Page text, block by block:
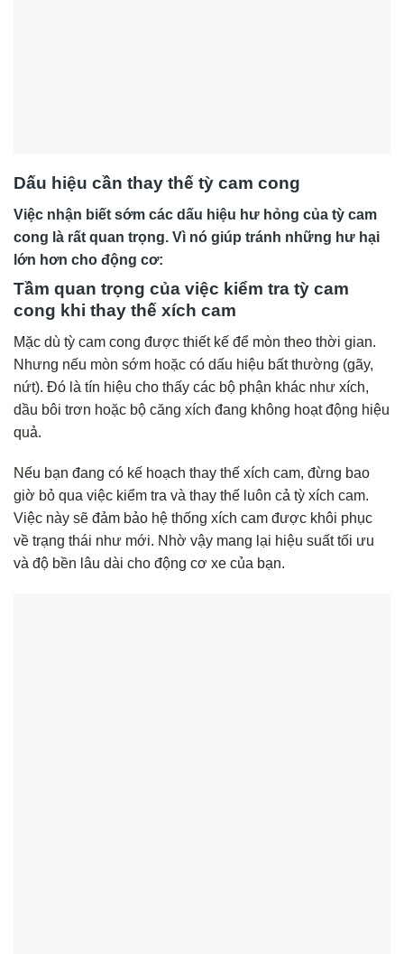
Dấu hiệu cần thay thế tỳ cam cong
Việc nhận biết sớm các dấu hiệu hư hỏng của tỳ cam
cong là rất quan trọng. Vì nó giúp tránh những hư hại
lớn hơn cho động cơ:
Tầm quan trọng của việc kiểm tra tỳ cam
cong khi thay thế xích cam
Mặc dù tỳ cam cong được thiết kế để mòn theo thời gian.
Nhưng nếu mòn sớm hoặc có dấu hiệu bất thường (gãy,
nứt). Đó là tín hiệu cho thấy các bộ phận khác như xích,
dầu bôi trơn hoặc bộ căng xích đang không hoạt động hiệu
quả.
Nếu bạn đang có kế hoạch thay thế xích cam, đừng bao
giờ bỏ qua việc kiểm tra và thay thế luôn cả tỳ xích cam.
Việc này sẽ đảm bảo hệ thống xích cam được khôi phục
về trạng thái như mới. Nhờ vậy mang lại hiệu suất tối ưu
và độ bền lâu dài cho động cơ xe của bạn.